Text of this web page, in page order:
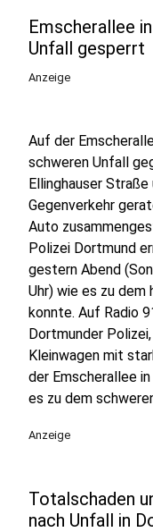
Emscherallee
Unfall gesperrt
Anzeige
Auf der
schweren Unfall
Ellinghauser
Gegenverkehr
Auto
Polizei Dortmund
gestern Abend
Uhr) wie es zu
konnte. Auf Radio
Dortmunder
Kleinwagen mit
der Emscherallee
es zu dem
Anzeige
Totalschaden
nach Unfall in